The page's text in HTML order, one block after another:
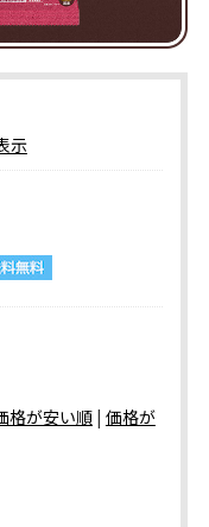
示
格が安い順| 価格が